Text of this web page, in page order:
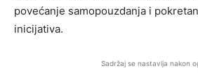
povećanje samopouzdanja i
inicijativa.
Sadržaj se nastavlja nakon